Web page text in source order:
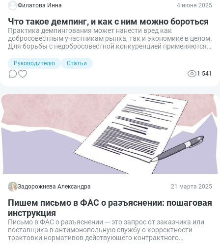
Филатова Инна 4 июня 2025
Что такое демпинг, и как с ним можно бороться
Практика демпингования может нанести вред как
добросовестным участникам рынка, так и экономике в целом.
Для борьбы с недобросовестной конкуренцией применяются
стратегии, включающие улучшение качества продукции,
укрепление репутации бренда и обеспечение лояльности
клиентов. Разбираемся в подробностях демпинга.
Руководителю
Статьи
1 541
Задорожнева Александра 21 марта 2025
Пишем письмо в ФАС о разъяснении: пошаговая
инструкция
Письмо в ФАС о разъяснении — это запрос от заказчика или
поставщика в антимонопольную службу о корректности
трактовки нормативов действующего контрактного